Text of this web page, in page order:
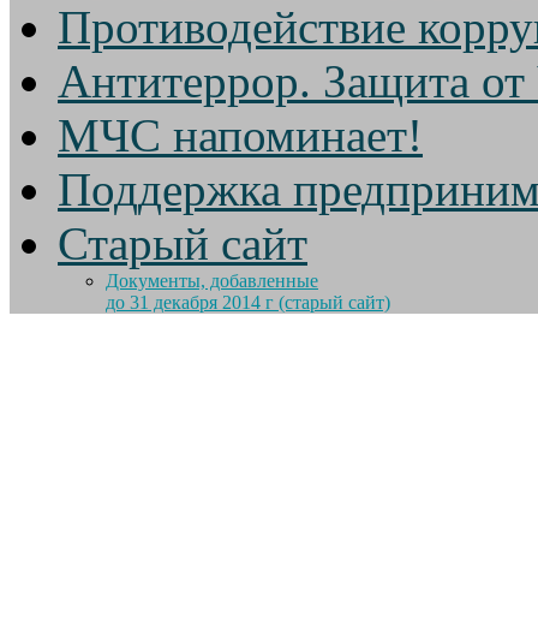
Противодействие
Антитеррор. Защита
МЧС напоминает!
Поддержка
Старый сайт
Документы, добавленные
до 31 декабря 2014 г (старый сайт)